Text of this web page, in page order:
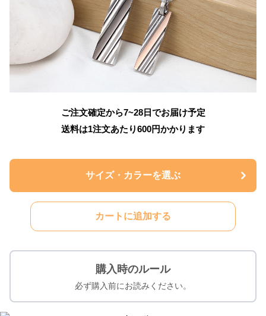
ご注文確定から7~28日でお届け予定
送料は1注文あたり600円かかります
サイズ・カラーを選ぶ
カートに追加する
購入時のルール
必ず購入前にお読みください。